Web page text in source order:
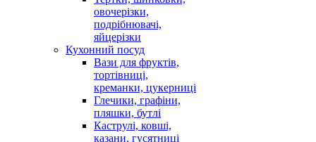
овочерізки,
подрібнювачі,
яйцерізки
Кухонний посуд
Вази для фруктів,
тортівниці,
креманки, цукерниці
Глечики, графіни,
пляшки, бутлі
Каструлі, ковші,
казани, гусятниці